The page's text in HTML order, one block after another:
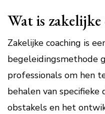
Wat is
Zakelijke coaching is
begeleidingsmethode
professionals om hen
behalen van
obstakels en het